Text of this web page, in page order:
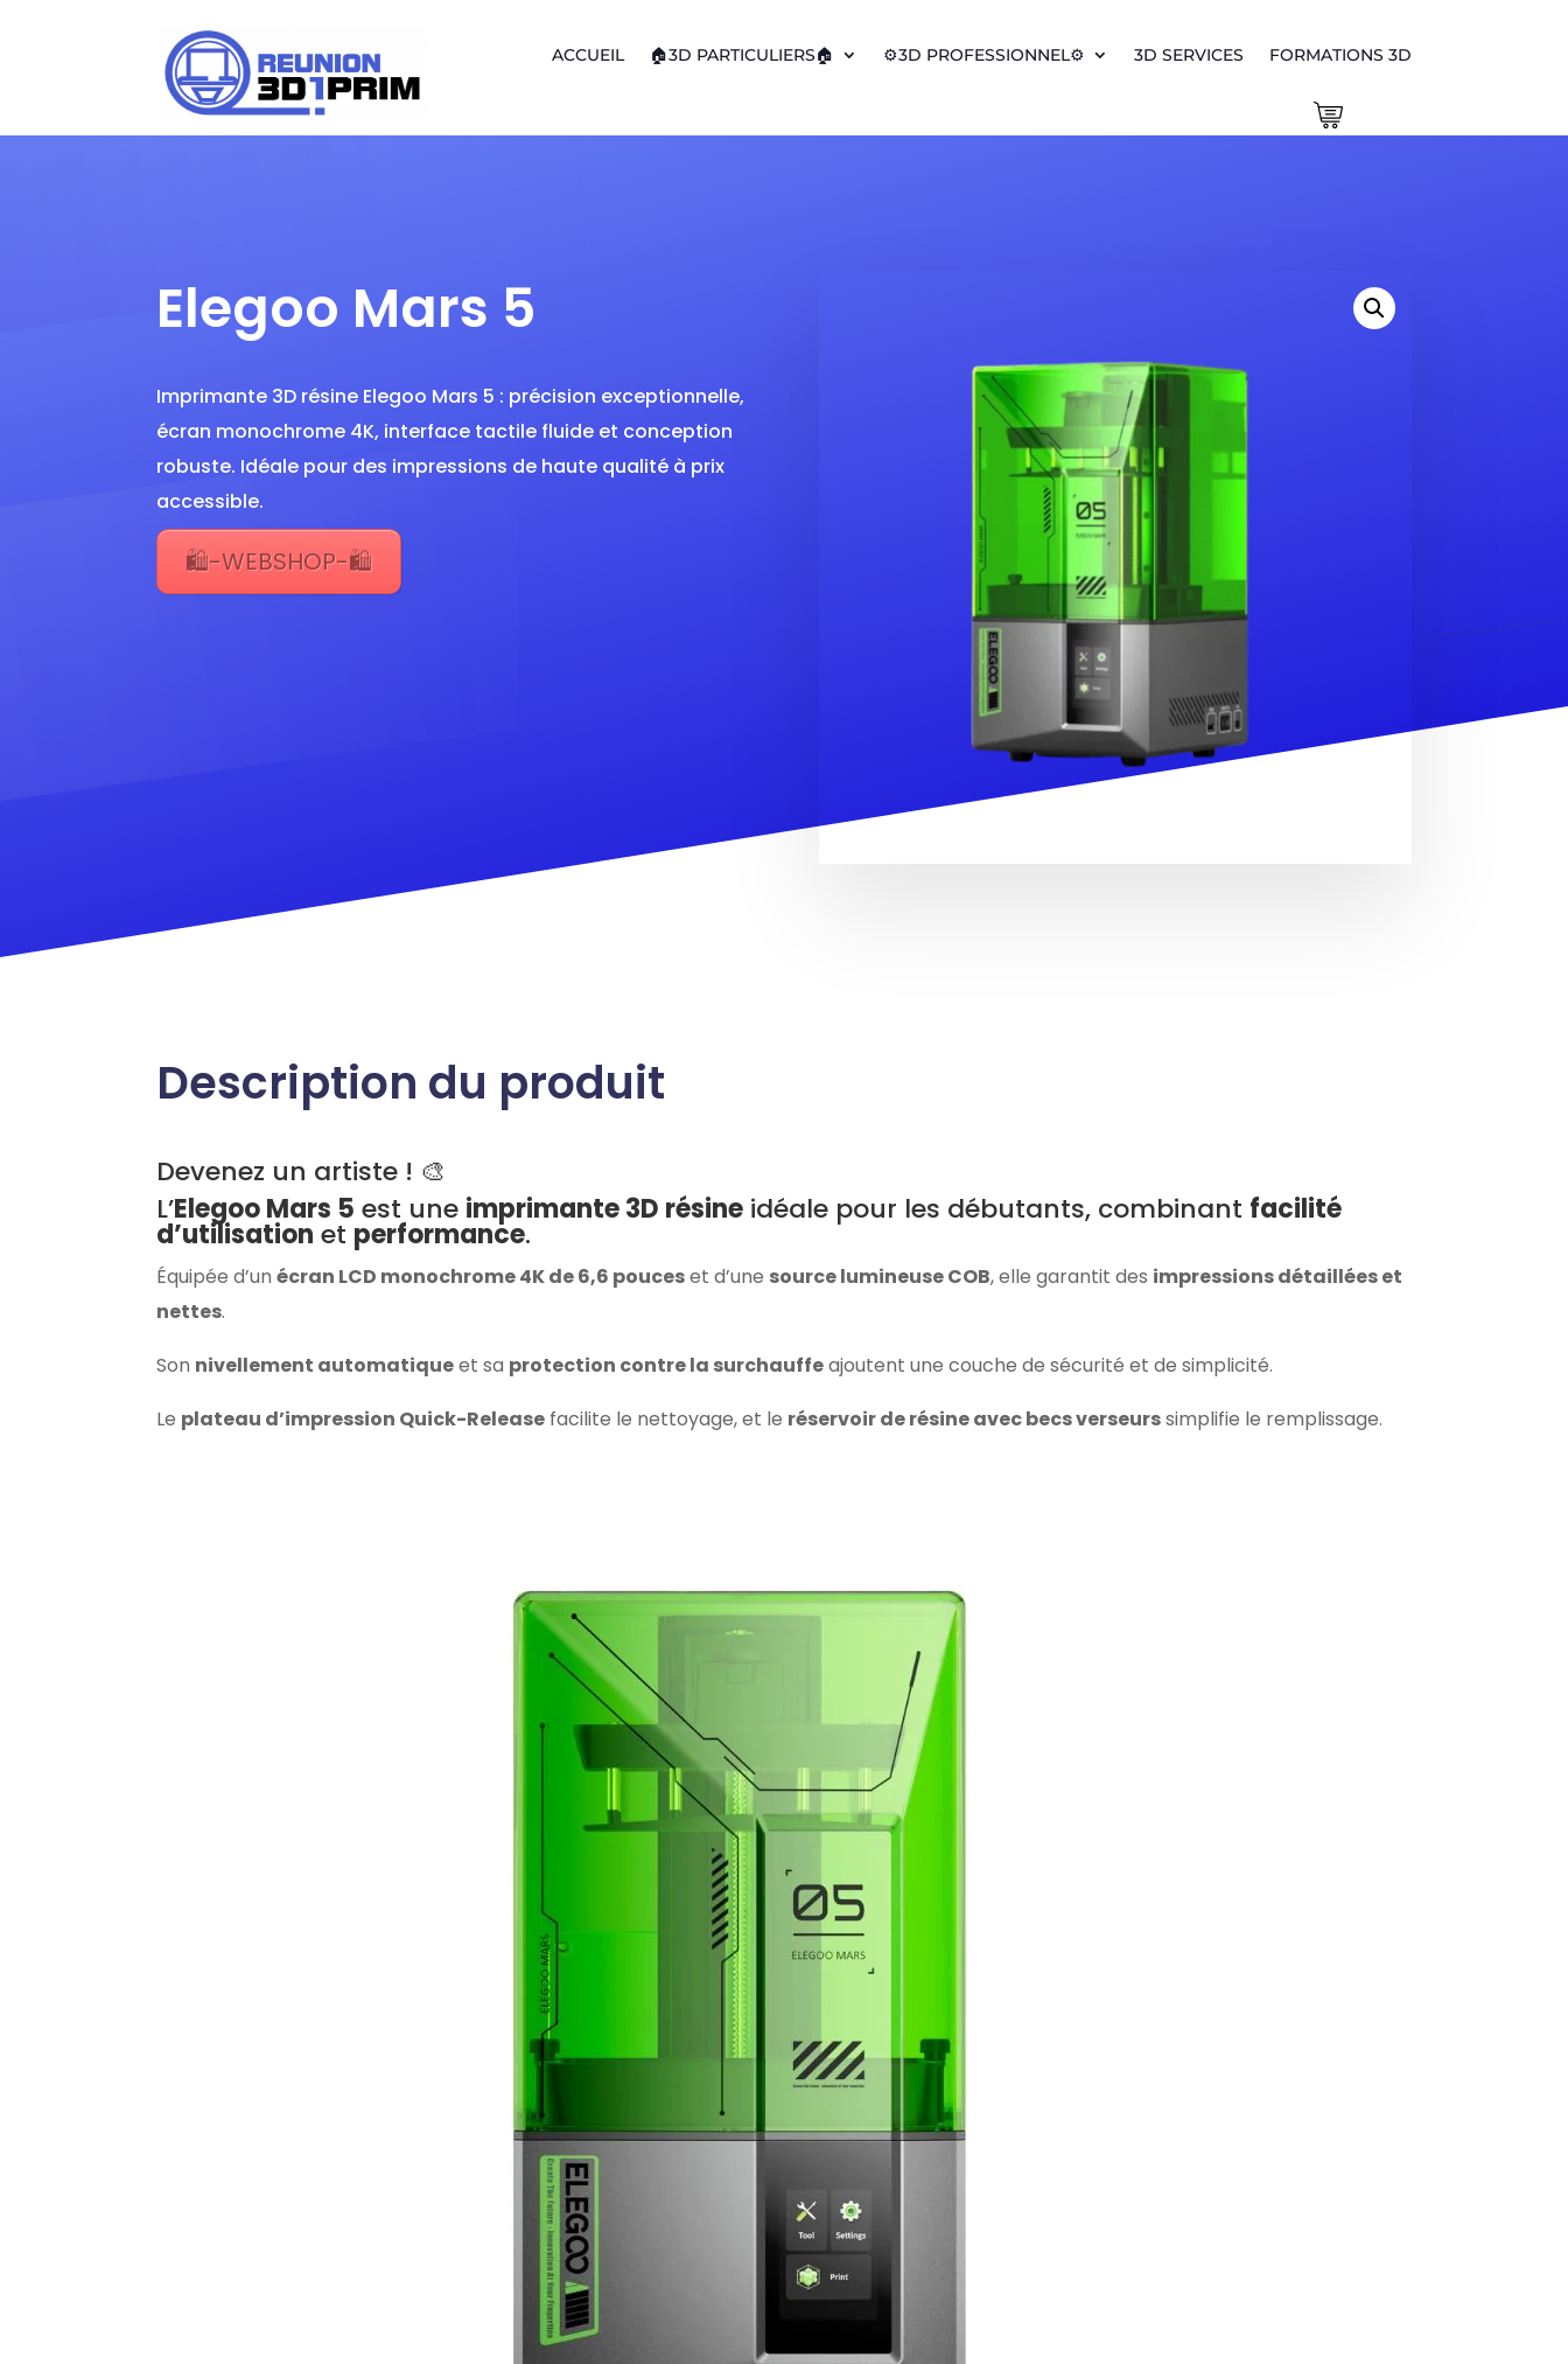
ACCUEIL 🏠3D PARTICULIERS🏠 ⚙️3D PROFESSIONNEL⚙️ 3D SERVICES FORMATIONS 3D
0 Items
Elegoo Mars 5
Imprimante 3D résine Elegoo Mars 5 : précision exceptionnelle,
écran monochrome 4K, interface tactile fluide et conception
robuste. Idéale pour des impressions de haute qualité à prix
accessible.
🛍️-WEBSHOP-🛍️
Description du produit
Devenez un artiste ! 🎨
L’Elegoo Mars 5 est une imprimante 3D résine idéale pour les débutants, combinant facilité
d’utilisation et performance.
Équipée d’unécran LCD monochrome 4K de 6,6 pouceset d’une source lumineuse COB, elle garantit des impressions détaillées et
nettes.
Son nivellement automatiqueet sa protection contre la surchauffeajoutent une couche de sécurité et de simplicité.
Le plateau d’impression Quick-Release facilite le nettoyage, et le réservoir de résine avec becs verseurssimplifie le remplissage.